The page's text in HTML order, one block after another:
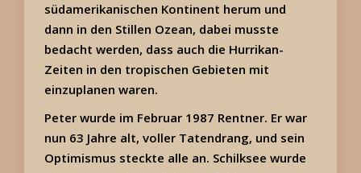
südamerikanischen Kontinent herum und
dann in den Stillen Ozean, dabei musste
bedacht werden, dass auch die Hurrikan-
Zeiten in den tropischen Gebieten mit
einzuplanen waren.
Peter wurde im Februar 1987 Rentner. Er war
nun 63 Jahre alt, voller Tatendrang, und sein
Optimismus steckte alle an. Schilksee wurde